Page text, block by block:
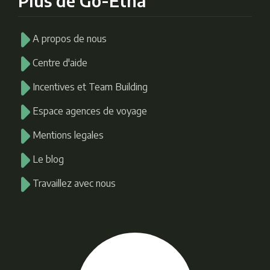
A propos de nous
Centre d'aide
Incentives et Team Building
Espace agences de voyage
Mentions legales
Le blog
Travaillez avec nous